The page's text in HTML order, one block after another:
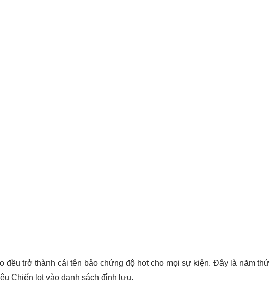
đều trở thành cái tên bảo chứng độ hot cho mọi sự kiện. Đây là năm thứ
Chiến lọt vào danh sách đỉnh lưu.